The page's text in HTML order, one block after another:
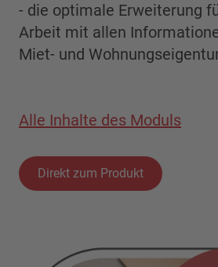
- die optimale Erweiterung
Arbeit mit allen
Miet- und
Alle Inhalte des Moduls
Direkt zum Produkt